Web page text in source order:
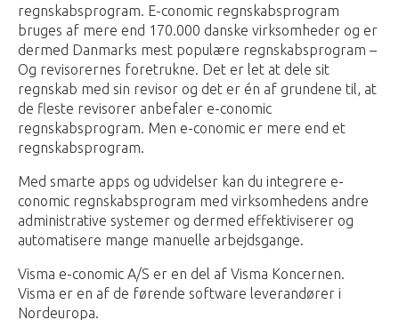
regnskabsprogram. E-conomic regnskabsprogram
bruges af mere end 170.000 danske virksomheder og er
dermed Danmarks mest populære regnskabsprogram –
Og revisorernes foretrukne. Det er let at dele sit
regnskab med sin revisor og det er én af grundene til, at
de fleste revisorer anbefaler e-conomic
regnskabsprogram. Men e-conomic er mere end et
regnskabsprogram.
Med smarte apps og udvidelser kan du integrere e-
conomic regnskabsprogram med virksomhedens andre
administrative systemer og dermed effektiviserer og
automatisere mange manuelle arbejdsgange.
Visma e-conomic A/S er en del af Visma Koncernen.
Visma er en af de førende software leverandører i
Nordeuropa.